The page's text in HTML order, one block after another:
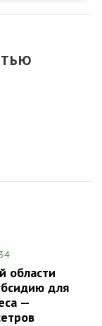
области
для
—